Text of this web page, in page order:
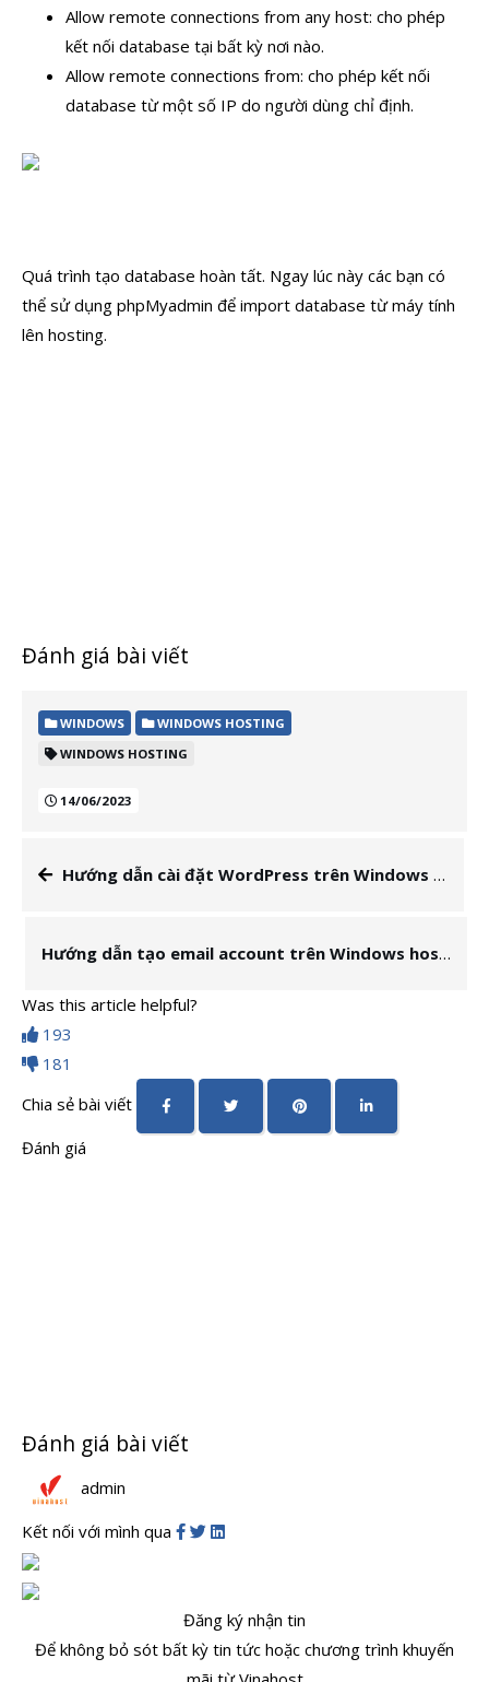
Allow remote connections from any host: cho phép
kết nối database tại bất kỳ nơi nào.
Allow remote connections from: cho phép kết nối
database từ một số IP do người dùng chỉ định.
Quá trình tạo database hoàn tất. Ngay lúc này các bạn có
thể sử dụng phpMyadmin để import database từ máy tính
lên hosting.
Đánh giá bài viết
WINDOWS
WINDOWS HOSTING
WINDOWS HOSTING
14/06/2023
Hướng dẫn cài đặt WordPress trên Windows hosting
Hướng dẫn tạo email account trên Windows hosting
Was this article helpful?
193
181
Chia sẻ bài viết
Đánh giá
Đánh giá bài viết
admin
Kết nối với mình qua
Đăng ký nhận tin
Để không bỏ sót bất kỳ tin tức hoặc chương trình khuyến